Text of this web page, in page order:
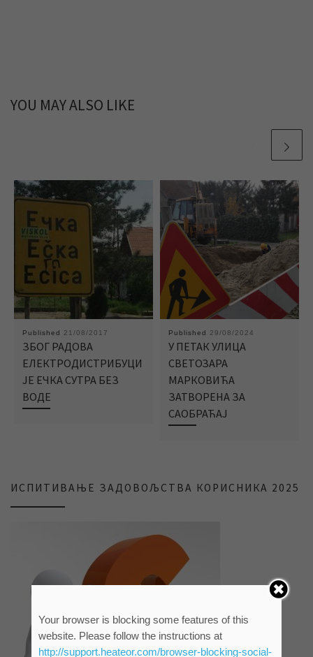
YOU MAY ALSO LIKE
Published 21/08/2017
ЗБОГ РАДОВА
ЕЛЕКТРОДИСТРИБУЦИ
ЈЕ ЕЧКА СУТРА БЕЗ
ВОДЕ
Published 29/08/2024
У ПЕТАК УЛИЦА
СВЕТОЗАРА
МАРКОВИЋА
ЗАТВОРЕНА ЗА
САОБРАЋАЈ
ИСПИТИВАЊЕ ЗАДОВОЉСТВА КОРИСНИКА 2025
Your browser is blocking some features of this
website. Please follow the instructions at
http://support.heateor.com/browser-blocking-social-